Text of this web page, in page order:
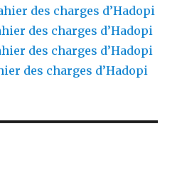
des charges d’Hadopi
des charges d’Hadopi
des charges d’Hadopi
des charges d’Hadopi